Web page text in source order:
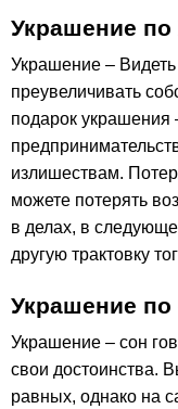
Украшение
Украшение –
преувеличивать
подарок украшения
излишествам.
можете потерять
в делах, в
другую трактовку
Украшение по
Украшение – сон
свои достоинства.
равных, однако на